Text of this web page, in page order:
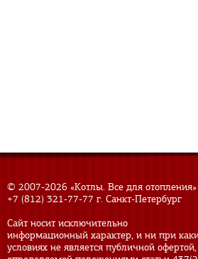
© 2007-2026 «Котлы. Все для отопления»
+7 (812) 321-77-77 г. Санкт-Петербург
Сайт носит исключительно
информационный характер, и ни при
условиях не является публичной офертой,